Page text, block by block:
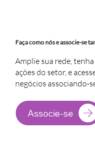
Faça como nós e associe-se
Amplie sua rede,
ações do setor, e
negócios associando-
Associe-se